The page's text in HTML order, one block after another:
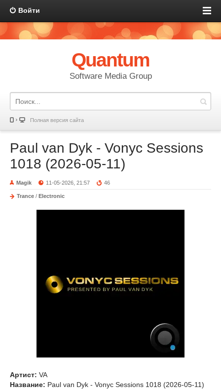
Войти
Quantum
Software Media Group
Полная версия сайта
Paul van Dyk - Vonyc Sessions
1018 (2026-05-11)
Magik 11-05-2026, 21:57 46
Trance / Electronic
Артист: VA
Название: Paul van Dyk - Vonyc Sessions 1018 (2026-05-11)